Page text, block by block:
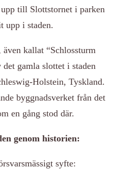
till Slottstornet i parken
upp i staden.
kallat “Schlossturm
gamla slottet i staden
Holstein, Tyskland.
byggnadsverket från det
en gång stod där.
genom historien:
syfte: